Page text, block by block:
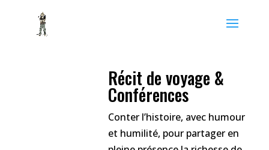
Récit de voyage &
Conférences
Conter l’histoire, avec humour
et humilité, pour partager en